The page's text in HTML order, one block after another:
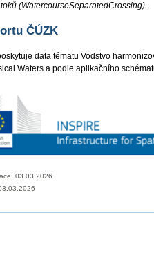
(WatercourseSeparatedCrossing).
ČÚZK
data tématu Vodstvo
Waters a podle aplikačního
03.03.2026